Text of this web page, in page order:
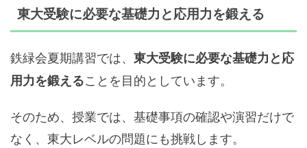
東大受験に必要な基礎力と応用力を鍛える
鉄緑会夏期講習では、 東大受験に必要な基礎力と応
用力を鍛えることを目的としています。
そのため、授業では、基礎事項の確認や演習だけで
なく、東大レベルの問題にも挑戦します。